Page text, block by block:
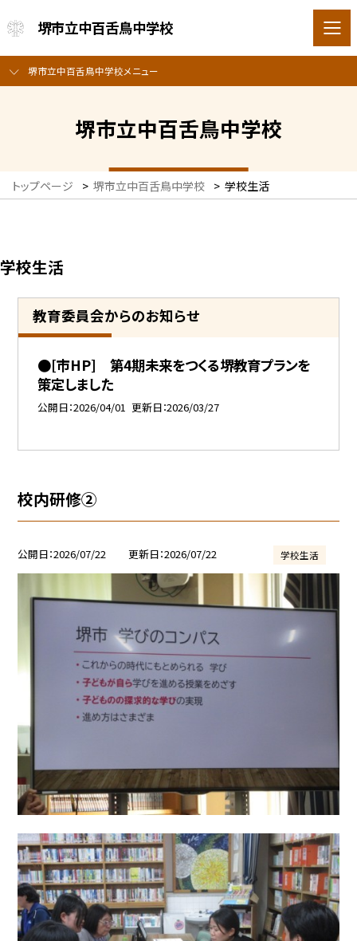
堺市立中百舌鳥中学校
堺市立中百舌鳥中学校メニュー
堺市立中百舌鳥中学校
トップページ > 堺市立中百舌鳥中学校 > 学校生活
学校生活
教育委員会からのお知らせ
●[市HP] 第4期未来をつくる堺教育プランを
策定しました
公開日 2026/04/01 更新日 2026/03/27
校内研修②
公開日 2026/07/22 更新日 2026/07/22 学校生活